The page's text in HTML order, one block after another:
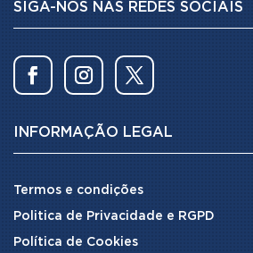
SIGA-NOS NAS REDES SOCIAIS
INFORMAÇÃO LEGAL
Termos e condições
Politica de Privacidade e RGPD
Política de Cookies